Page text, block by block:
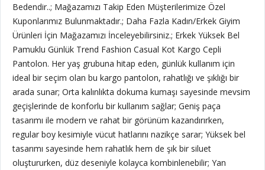
Bedendir..; Mağazamızı Takip Eden Müşterilerimize Özel
Kuponlarımız Bulunmaktadır.; Daha Fazla Kadın/Erkek Giyim
Ürünleri İçin Mağazamızı İnceleyebilirsiniz.; Erkek Yüksek Bel
Pamuklu Günlük Trend Fashion Casual Kot Kargo Cepli
Pantolon. Her yaş grubuna hitap eden, günlük kullanım için
ideal bir seçim olan bu kargo pantolon, rahatlığı ve şıklığı bir
arada sunar; Orta kalınlıkta dokuma kumaşı sayesinde mevsim
geçişlerinde de konforlu bir kullanım sağlar; Geniş paça
tasarımı ile modern ve rahat bir görünüm kazandırırken,
regular boy kesimiyle vücut hatlarını nazikçe sarar; Yüksek bel
tasarımı sayesinde hem rahatlık hem de şık bir siluet
oluştururken, düz deseniyle kolayca kombinlenebilir; Yan